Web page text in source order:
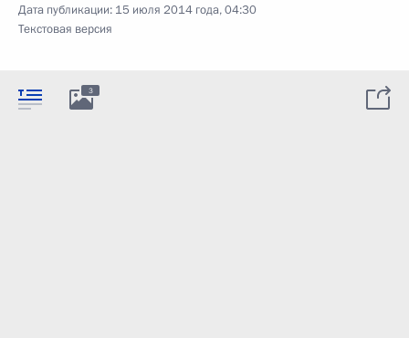
Дата публикации: 15 июля 2014 года, 04:30
Текстовая версия
3